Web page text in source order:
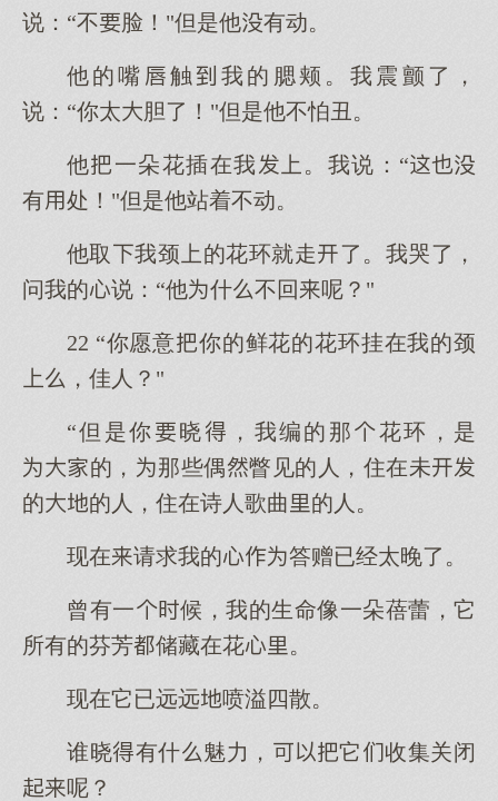
说：“不脸！"但是他有动。
他的嘴触我的腮颊。我震颤了，
说：“你太胆了！"但是他不怕丑。
他一朵花插在我。我说：“
有处！"但是他站着不动。
他取我颈的花环就走了。我哭了，
问我的说：“他什不回呢？"
22 “你愿意你的鲜花的花环挂在我的颈
，佳人？"
“但是你晓，我编的那花环，是
的，那些偶瞥见的人，住在未
的的人，住在诗人歌曲的人。
现在请求我的答赠已经太晚了。
曾有一候，我的生命像一朵蓓蕾，它
所有的芬芳储藏在花。
现在它已远远喷溢四散。
谁晓有什魅力，它收集关闭
呢？